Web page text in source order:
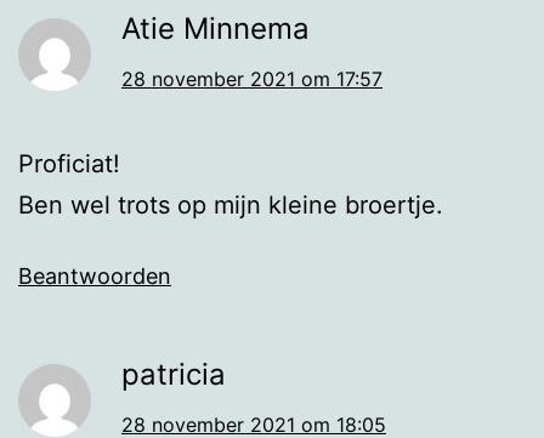
Atie Minnema
28 november 2021 om 17:57
Proficiat!
Ben wel trots op mijn kleine broertje.
Beantwoorden
patricia
28 november 2021 om 18:05